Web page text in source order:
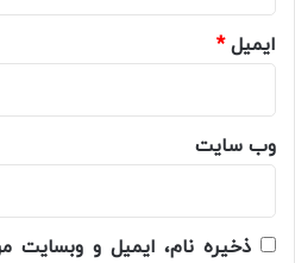
ایمیل*
وب‌ سایت
ذخیره نام، ایمیل و وبسایت